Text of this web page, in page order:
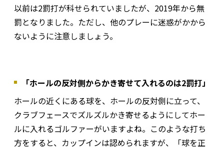
以前は2罰打が科せられていましたが、2019年から無
罰となりました。ただし、他のプレーに迷惑がかから
ないように注意しましょう。
「ホールの反対側からかき寄せて入れるのは2罰打」
ホールの近くにある球を、ホールの反対側に立って、
クラブフェースでズルズルかき寄せるようにしてホー
ルに入れるゴルファーがいますよね。このような打ち
方をすると、カップインは認められますが、「球を正